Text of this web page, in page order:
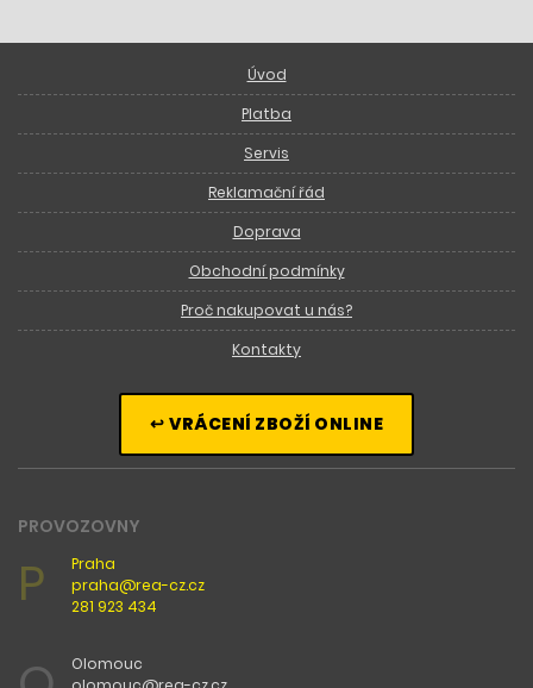
Úvod
Platba
Servis
Reklamační řád
Doprava
Obchodní podmínky
Proč nakupovat u nás?
Kontakty
↩ VRÁCENÍ ZBOŽÍ ONLINE
PROVOZOVNY
P
Praha
praha@rea-cz.cz
281 923 434
Olomouc